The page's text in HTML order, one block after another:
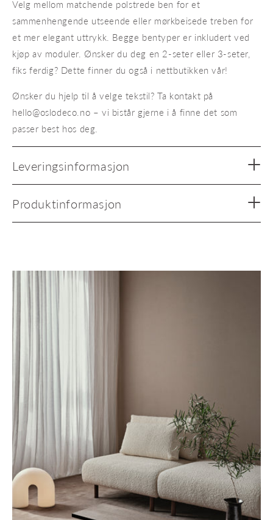
Velg mellom matchende polstrede ben for et
sammenhengende utseende eller mørkbeisede treben for
et mer elegant uttrykk. Begge bentyper er inkludert ved
kjøp av moduler. Ønsker du deg en 2-seter eller 3-seter,
fiks ferdig? Dette finner du også i nettbutikken vår!
Ønsker du hjelp til å velge tekstil? Ta kontakt på
hello@oslodeco.no – vi bistår gjerne i å finne det som
passer best hos deg.
Leveringsinformasjon
Produktinformasjon